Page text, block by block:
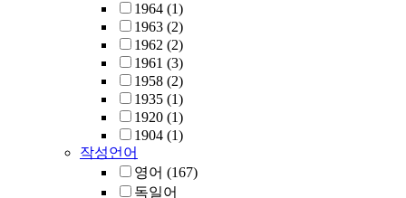
1964 (1)
1963 (2)
1962 (2)
1961 (3)
1958 (2)
1935 (1)
1920 (1)
1904 (1)
작성언어
영어 (167)
독일어